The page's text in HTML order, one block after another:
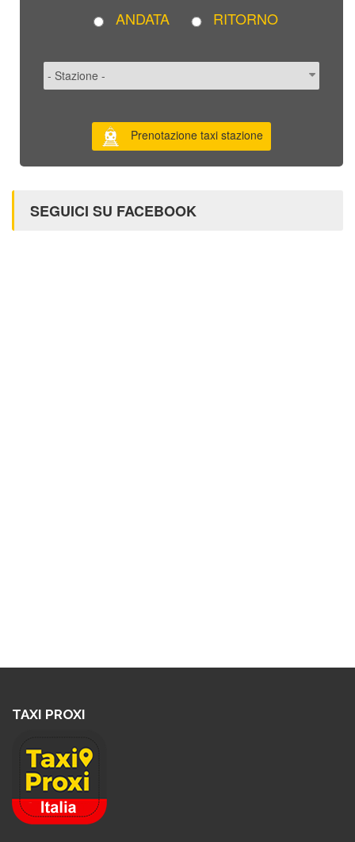
ANDATA RITORNO
Prenotazione taxi stazione
SEGUICI SU FACEBOOK
TAXI PROXI